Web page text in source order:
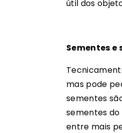
útil dos
Sementes
mas pode
sementes
sementes
entre mais